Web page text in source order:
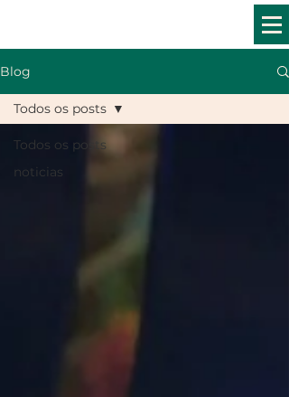
Blog
Todos os posts
noticias
Todos os posts